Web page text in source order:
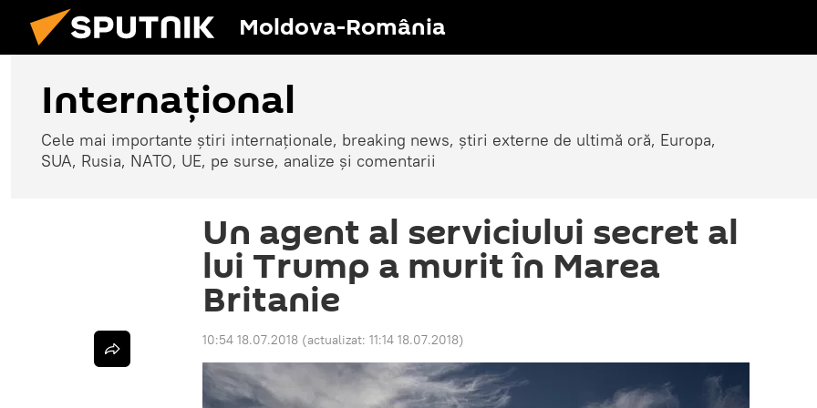
Moldova-România
Internaţional
Cele mai importante știri internaționale, breaking news, știri externe de ultimă oră, Europa,
SUA, Rusia, NATO, UE, pe surse, analize și comentarii
Un agent al serviciului secret al
lui Trump a murit în Marea
Britanie
10:54 18.07.2018 (actualizat: 11:14 18.07.2018)